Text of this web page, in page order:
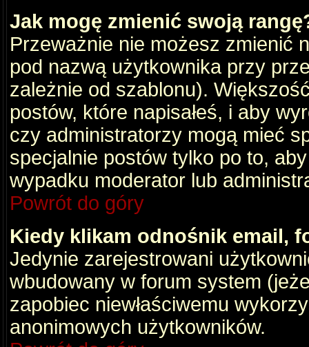
Jak mogę zmienić swoją
Przeważnie nie możesz zmienić
pod nazwą użytkownika przy
zależnie od szablonu).
postów, które napisałeś, i aby
czy administratorzy mogą mieć
specjalnie postów tylko po to,
wypadku moderator lub
Powrót do góry
Kiedy klikam odnośnik email,
Jedynie zarejestrowani
wbudowany w forum system
zapobiec niewłaściwemu
anonimowych użytkowników.